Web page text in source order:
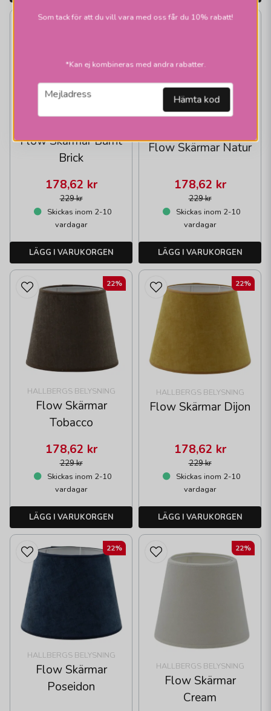
Flow Skärmar Burnt
Brick
229 kr
178,62 kr
Skickas inom 2-10
vardagar
LÄGG I VARUKORGEN
22%
Flow Skärmar Natur
229 kr
178,62 kr
Skickas inom 2-10
vardagar
LÄGG I VARUKORGEN
HALLBERGS BELYSNING
Flow Skärmar
Tobacco
229 kr
178,62 kr
Skickas inom 2-10
vardagar
LÄGG I VARUKORGEN
22%
HALLBERGS BELYSNING
Flow Skärmar Dijon
229 kr
178,62 kr
Skickas inom 2-10
vardagar
LÄGG I VARUKORGEN
22%
HALLBERGS BELYSNING
Flow Skärmar
Poseidon
22%
HALLBERGS BELYSNING
Flow Skärmar
Cream
22%
Som tack för att du vill vara med oss får du 10% rabatt!
*Kan ej kombineras med andra rabatter.
email
Mejladress Hämta kod